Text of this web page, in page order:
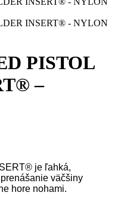
PISTOL
–
je ľahká,
väčšiny
hore nohami.